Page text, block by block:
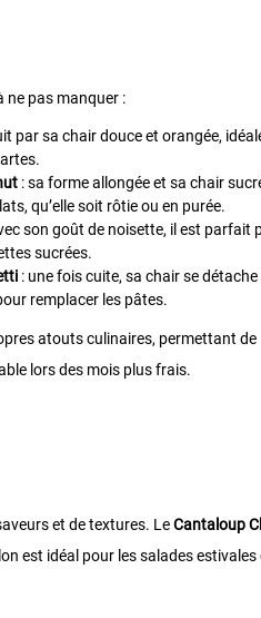
ne pas manquer :
par sa chair douce et orangée,
: sa forme allongée et sa chair
qu’elle soit rôtie ou en purée.
son goût de noisette, il est parfait
sucrées.
: une fois cuite, sa chair se détache
remplacer les pâtes.
atouts culinaires, permettant de
lors des mois plus frais.
et de textures. LeCantaloup
est idéal pour les salades estivales